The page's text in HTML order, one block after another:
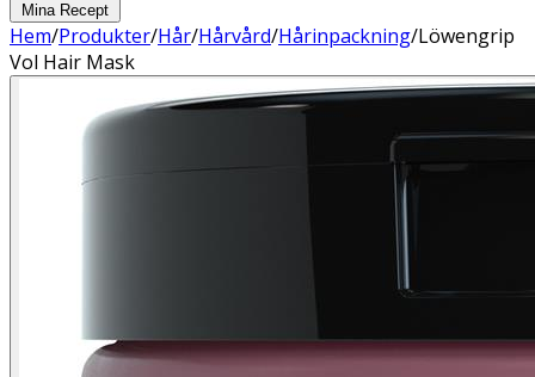
Mina Recept
Hem/Produkter/Hår/Hårvård/Hårinpackning/Löwengrip
Vol Hair Mask